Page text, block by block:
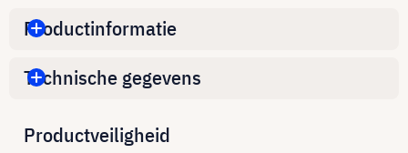
Productinformatie
Technische gegevens
Productveiligheid